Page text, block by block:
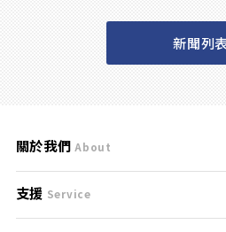
新聞列
關於我們 About
刊登規範
支援 Service